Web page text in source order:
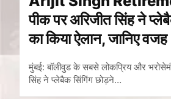
पीक पर अरिजीत सिंह ने
का किया ऐलान, जानिए वजह
मुंबई: बॉलीवुड के सबसे लोकप्रिय और
सिंह ने प्लेबैक सिंगिंग छोड़ने…